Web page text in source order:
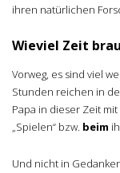
ihren natürlichen
Wieviel Zeit
Vorweg, es sind viel
Stunden reichen in
Papa in dieser Zeit
„Spielen“ bzw. beim
Und nicht in